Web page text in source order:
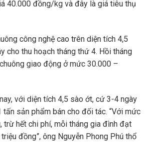
40.000 đồng/kg và đây là giá tiêu thụ
công nghệ cao trên diện tích 4,5
cho thu hoạch tháng thứ 4. Hồi tháng
giao động ở mức 30.000 –
với diện tích 4,5 sào ớt, cứ 3-4 ngày
tấn sản phẩm bán cho đối tác. “Với mức
trừ hết chi phí, mỗi tháng gia đình đạt
đồng”, ông Nguyễn Phong Phú thổ